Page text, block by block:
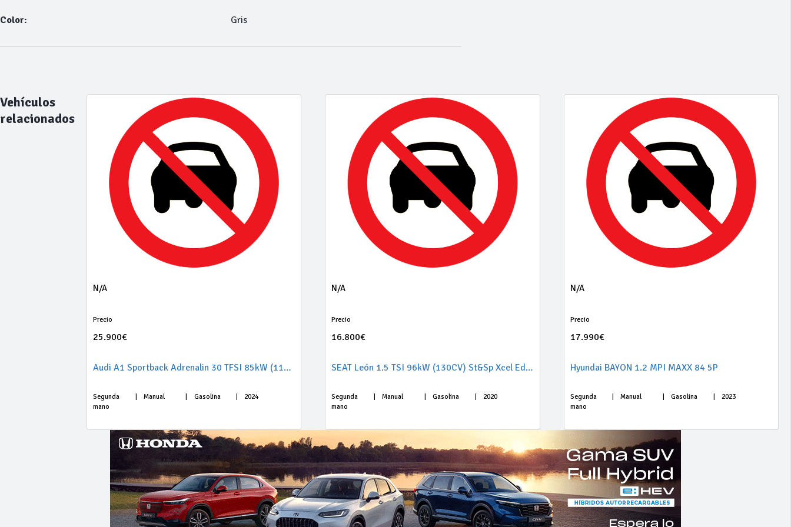
Color: Gris
Vehículos
relacionados
N/A
Precio
25.900€
Audi A1 Sportback Adrenalin 30 TFSI 85kW (116CV)
Segunda
mano
Manual Gasolina 2024
N/A
Precio
16.800€
SEAT León 1.5 TSI 96kW (130CV) St&Sp Xcel Ed Plus
Segunda
mano
Manual Gasolina 2020
N/A
Precio
17.990€
Hyundai BAYON 1.2 MPI MAXX 84 5P
Segunda
mano
Manual Gasolina 2023